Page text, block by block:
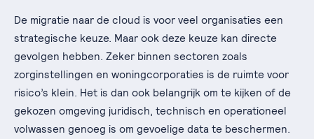
De migratie naar de cloud is voor veel organisaties een
strategische keuze. Maar ook deze keuze kan directe
gevolgen hebben. Zeker binnen sectoren zoals
zorginstellingen en woningcorporaties is de ruimte voor
risico’s klein. Het is dan ook belangrijk om te kijken of de
gekozen omgeving juridisch, technisch en operationeel
volwassen genoeg is om gevoelige data te beschermen.